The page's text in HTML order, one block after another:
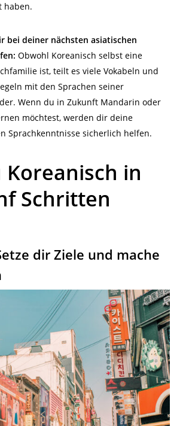
haben.
bei deiner nächsten asiatischen
Obwohl Koreanisch selbst eine
ist, teilt es viele Vokabeln und
mit den Sprachen seiner
Wenn du in Zukunft Mandarin oder
möchtest, werden dir deine
Sprachkenntnissesicherlich helfen.
Koreanisch in
Schritten
dir Ziele und mache